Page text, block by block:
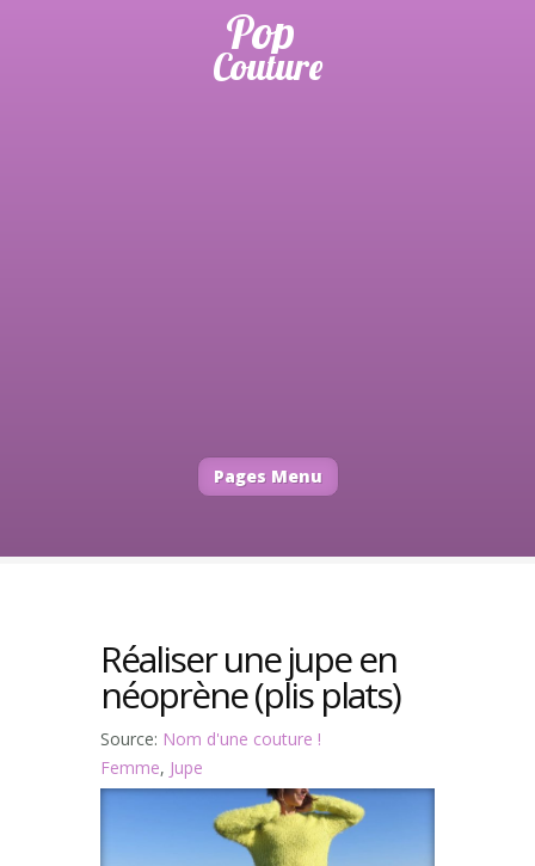
Pages Menu
Réaliser une jupe en
néoprène (plis plats)
Source: Nom d'une couture !
Femme, Jupe